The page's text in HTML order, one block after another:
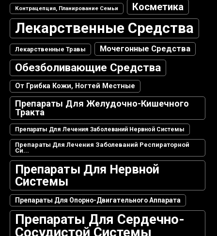
Контрацепция, Планирование Семьи Косметика
Лекарственные Средства
Лекарственные Травы Мочегонные Средства
Обезболивающие Средства
От Грибка Кожи, Ногтей Местные
Препараты Для Желудочно-Кишечного
Тракта
Препараты Для Лечения Заболеваний Нервной Системы
Препараты Для Лечения Заболеваний Респираторной
Си...
Препараты Для Нервной
Системы
Препараты Для Опорно-Двигательного Аппарата
Препараты Для Сердечно-
Сосудистой Системы